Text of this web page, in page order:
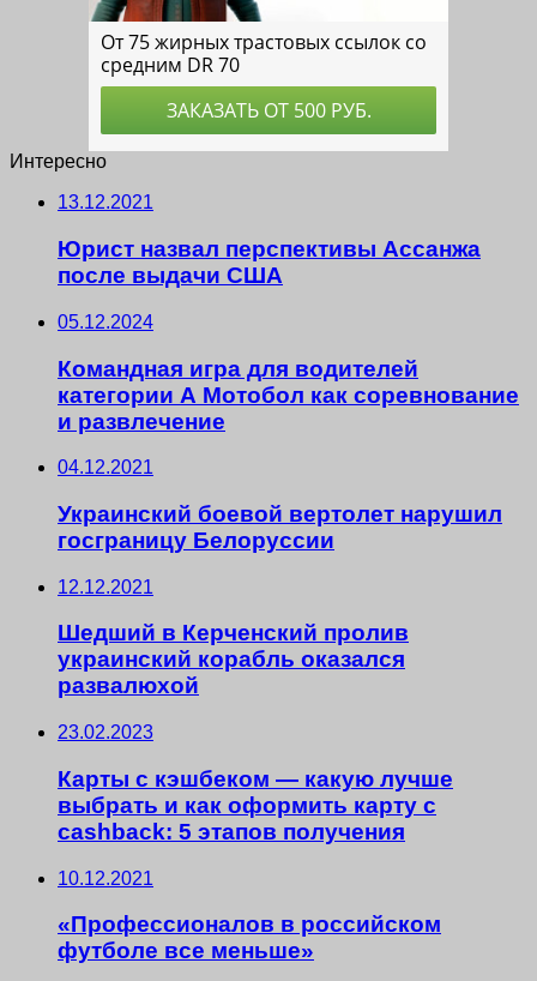
Интересно
13.12.2021
Юрист назвал перспективы Ассанжа
после выдачи США
05.12.2024
Командная игра для водителей
категории А Мотобол как соревнование
и развлечение
04.12.2021
Украинский боевой вертолет нарушил
госграницу Белоруссии
12.12.2021
Шедший в Керченский пролив
украинский корабль оказался
развалюхой
23.02.2023
Карты с кэшбеком — какую лучше
выбрать и как оформить карту с
cashback: 5 этапов получения
10.12.2021
«Профессионалов в российском
футболе все меньше»